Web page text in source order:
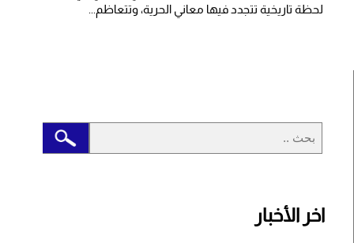
لحظة تاريخية تتجدد فيها معاني الحرية، وتتعاظم...
اخر الأخبار